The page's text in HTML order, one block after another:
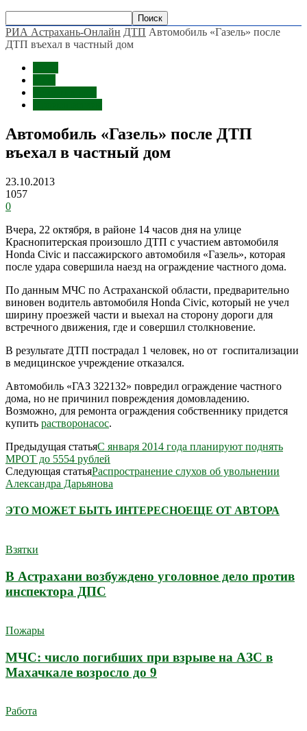
РИА Астрахань-Онлайн ДТП Автомобиль «Газель» после
ДТП въехал в частный дом
Автомобиль «Газель» после ДТП
въехал в частный дом
23.10.2013
1057
0
Вчера, 22 октября, в районе 14 часов дня на улице
Краснопитерская произошло ДТП с участием автомобиля
Honda Civic и пассажирского автомобиля «Газель», которая
после удара совершила наезд на ограждение частного дома.
По данным МЧС по Астраханской области, предварительно
виновен водитель автомобиля Honda Civic, который не учел
ширину проезжей части и выехал на сторону дороги для
встречного движения, где и совершил столкновение.
В результате ДТП пострадал 1 человек, но от госпитализации
в медицинское учреждение отказался.
Автомобиль «ГАЗ 322132» повредил ограждение частного
дома, но не причинил повреждения домовладению.
Возможно, для ремонта ограждения собственнику придется
купить растворонасос.
Предыдущая статьяC января 2014 года планируют поднять
МРОТ до 5554 рублей
Следующая статьяРаспространение слухов об увольнении
Александра Дарьянова
ЭТО МОЖЕТ БЫТЬ ИНТЕРЕСНОЕЩЕ ОТ АВТОРА
Взятки
В Астрахани возбуждено уголовное дело против
инспектора ДПС
Пожары
МЧС: число погибших при взрыве на АЗС в
Махачкале возросло до 9
Работа